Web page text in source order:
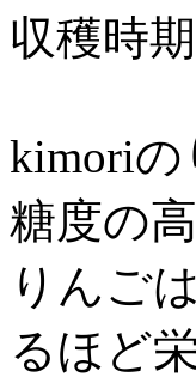
収穫時
kimori
糖度の
りんご
るほど